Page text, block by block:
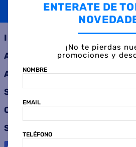
INSTITUCIONAL
AYUDA
ATENCIÓN AL CLIENTE
SERVICIOS
CONSUMIDOR
SEGUINOS
ENTERATE DE
¡No te pierdas
promociones y
NOMBRE
EMAIL
TELÉFONO